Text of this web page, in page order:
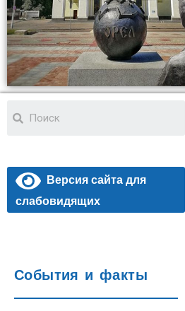
Версия сайта для
слабовидящих
События и факты